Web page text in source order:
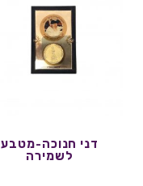
דני חנוכה-מטבע
לשמירה